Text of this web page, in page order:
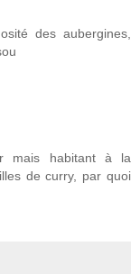
des aubergines,
mais habitant à la
de curry, par quoi